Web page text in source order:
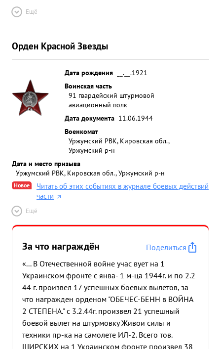
Ещё
Орден Красной Звезды
Дата рождения
__.__.1921
Воинская часть
91 гвардейский штурмовой
авиационный полк
Дата документа 11.06.1944
Военкомат
Уржумский РВК, Кировская обл.,
Уржумский р-н
Дата и место призыва
Уржумский РВК, Кировская обл., Уржумский р-н
Новое
Читать об этих событиях в журнале боевых действий
части
Ещё
За что награждён
Поделиться
«... В Отечественной войне учас вует на 1
Украинском фронте с янва- 1 м-ца 1944г. и по 2.2
44 г. произвел 17 успешных боевых вылетов, за
что награжден орденом "ОБЕЧЕС-БЕНН в ВОЙНА
2 СТЕПЕНА." с 3.2.44г. произвел 21 успешный
боевой вылет на штурмовку Живои силы и
техники пр-ка на самолете ИЛ-2. Всего тов.
ШИРСКИХ на 1 Украинском фронте произвел 38